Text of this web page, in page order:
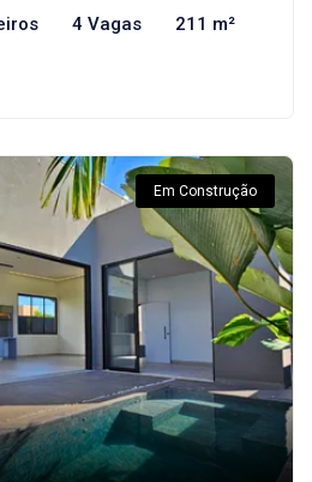
4 Vagas 211 m²
Em Construção